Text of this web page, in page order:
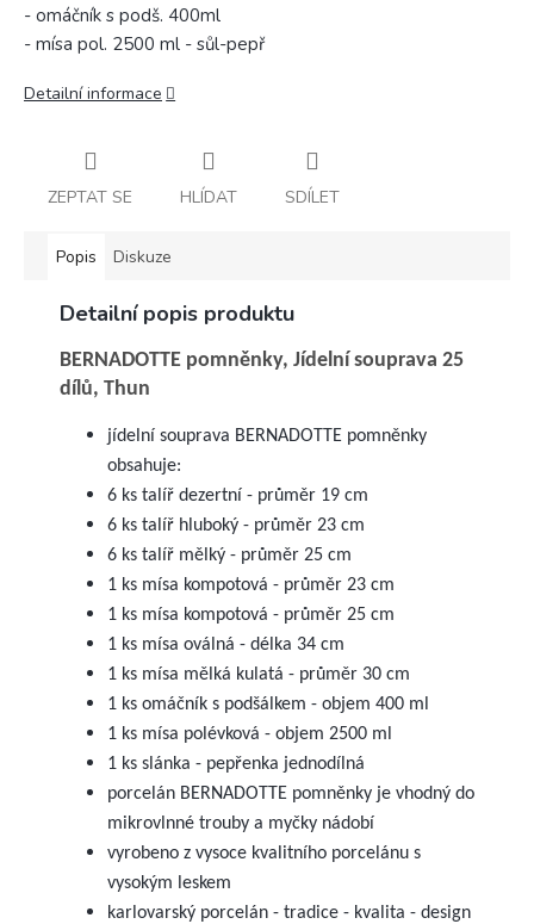
- omáčník s podš. 400ml
- mísa pol. 2500 ml - sůl-pepř
Detailní informace
ZEPTAT SE HLÍDAT SDÍLET
Popis Diskuze
Detailní popis produktu
BERNADOTTE pomněnky, Jídelní souprava 25
dílů, Thun
jídelní souprava BERNADOTTE pomněnky
obsahuje:
6 ks talíř dezertní - průměr 19 cm
6 ks talíř hluboký - průměr 23 cm
6 ks talíř mělký - průměr 25 cm
1 ks mísa kompotová - průměr 23 cm
1 ks mísa kompotová - průměr 25 cm
1 ks mísa oválná - délka 34 cm
1 ks mísa mělká kulatá - průměr 30 cm
1 ks omáčník s podšálkem - objem 400 ml
1 ks mísa polévková - objem 2500 ml
1 ks slánka - pepřenka jednodílná
porcelán BERNADOTTE pomněnky je vhodný do
mikrovlnné trouby a myčky nádobí
vyrobeno z vysoce kvalitního porcelánu s
vysokým leskem
karlovarský porcelán - tradice - kvalita - design